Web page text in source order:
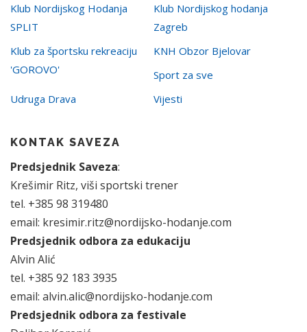
Klub Nordijskog Hodanja
SPLIT
Klub Nordijskog hodanja
Zagreb
Klub za športsku rekreaciju
'GOROVO'
KNH Obzor Bjelovar
Sport za sve
Udruga Drava
Vijesti
KONTAK SAVEZA
Predsjednik Saveza:
Krešimir Ritz, viši sportski trener
tel. +385 98 319480
email: kresimir.ritz@nordijsko-hodanje.com
Predsjednik odbora za edukaciju
Alvin Alić
tel. +385 92 183 3935
email: alvin.alic@nordijsko-hodanje.com
Predsjednik odbora za festivale